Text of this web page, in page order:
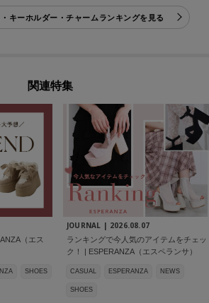
キーホルダー・チャームランキングを見る
関連特集
（エス
SHOES
JOURNAL | 2026.08.07
ランキングで今人気のアイテムをチェッ
ク！ | ESPERANZA（エスペランサ）
CASUAL ESPERANZA NEWS
SHOES